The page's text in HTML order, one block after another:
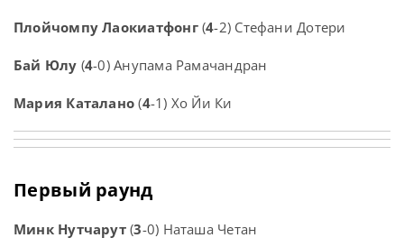
Плойчомпу Лаокиатфонг(4-2) Стефани Дотери
Бай Юлу (4-0) Анупама Рамачандран
Мария Каталано (4-1) Хо Йи Ки
Первый раунд
Минк Нутчарут(3-0) Наташа Четан